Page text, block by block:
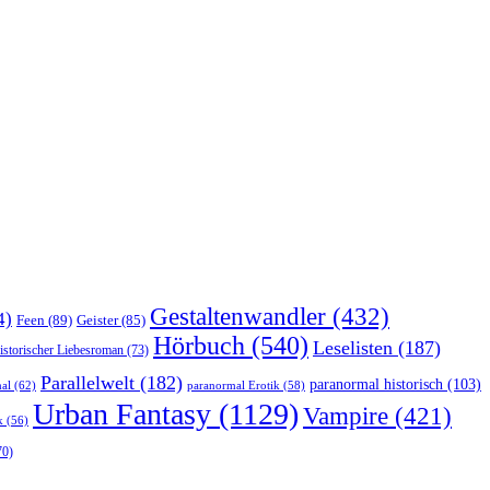
Feen (89) Geister(85) Gestaltenwandler (432)
Liebesroman (73) Hörbuch (540) Leselisten (187)
(62) Parallelwelt (182) paranormal Erotik (58) paranormal historisch (103)
(56) Urban Fantasy (1129) Vampire (421)